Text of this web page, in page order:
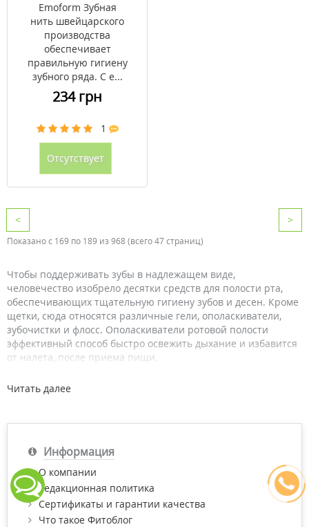
Emoform Зубная
нить швейцарского
производства
обеспечивает
правильную гигиену
зубного ряда. С е...
234 грн
1
Отсутствует
< >
Показано с 169 по 189 из 968 (всего 47 страниц)
Чтобы поддерживать зубы в надлежащем виде,
человечество изобрело десятки средств для полости рта,
обеспечивающих тщательную гигиену зубов и десен. Кроме
щетки, сюда относятся различные гели, ополаскиватели,
зубочистки и флосс. Ополаскиватели ротовой полости
эффективный способ быстро освежить дыхание и избавится
от налета, после приема пищи.
Виды ополаскивателей для рта
регулярно подтверждают, что использование
положительно сказывается на состоянии ротовой полости.
Потребителю доступны разнообразные ополаскиватели в
зависимости от предпочтений и потребностей:
лечебные — для восстановления эмали, профилактики
зубного камня и гингивита;
Читать далее
Информация
О компании
Редакционная политика
Сертификаты и гарантии качества
Что такое Фитоблог